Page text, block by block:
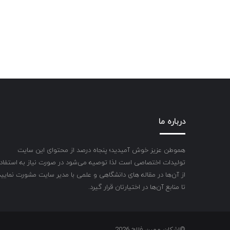
درباره ما
هموطن عزیز خوش آمیدید؛ پنجاه درصد از محتوای این سایت
تولیدات اختصاصی است لذا توصیه می‌شود در صورت نیاز به
از آن‌ها در مقاله های دانشگاهی و علمی با مدیر سایت مشورت
تا منابع آن‌ها در اختیارتان قرار گیرد.